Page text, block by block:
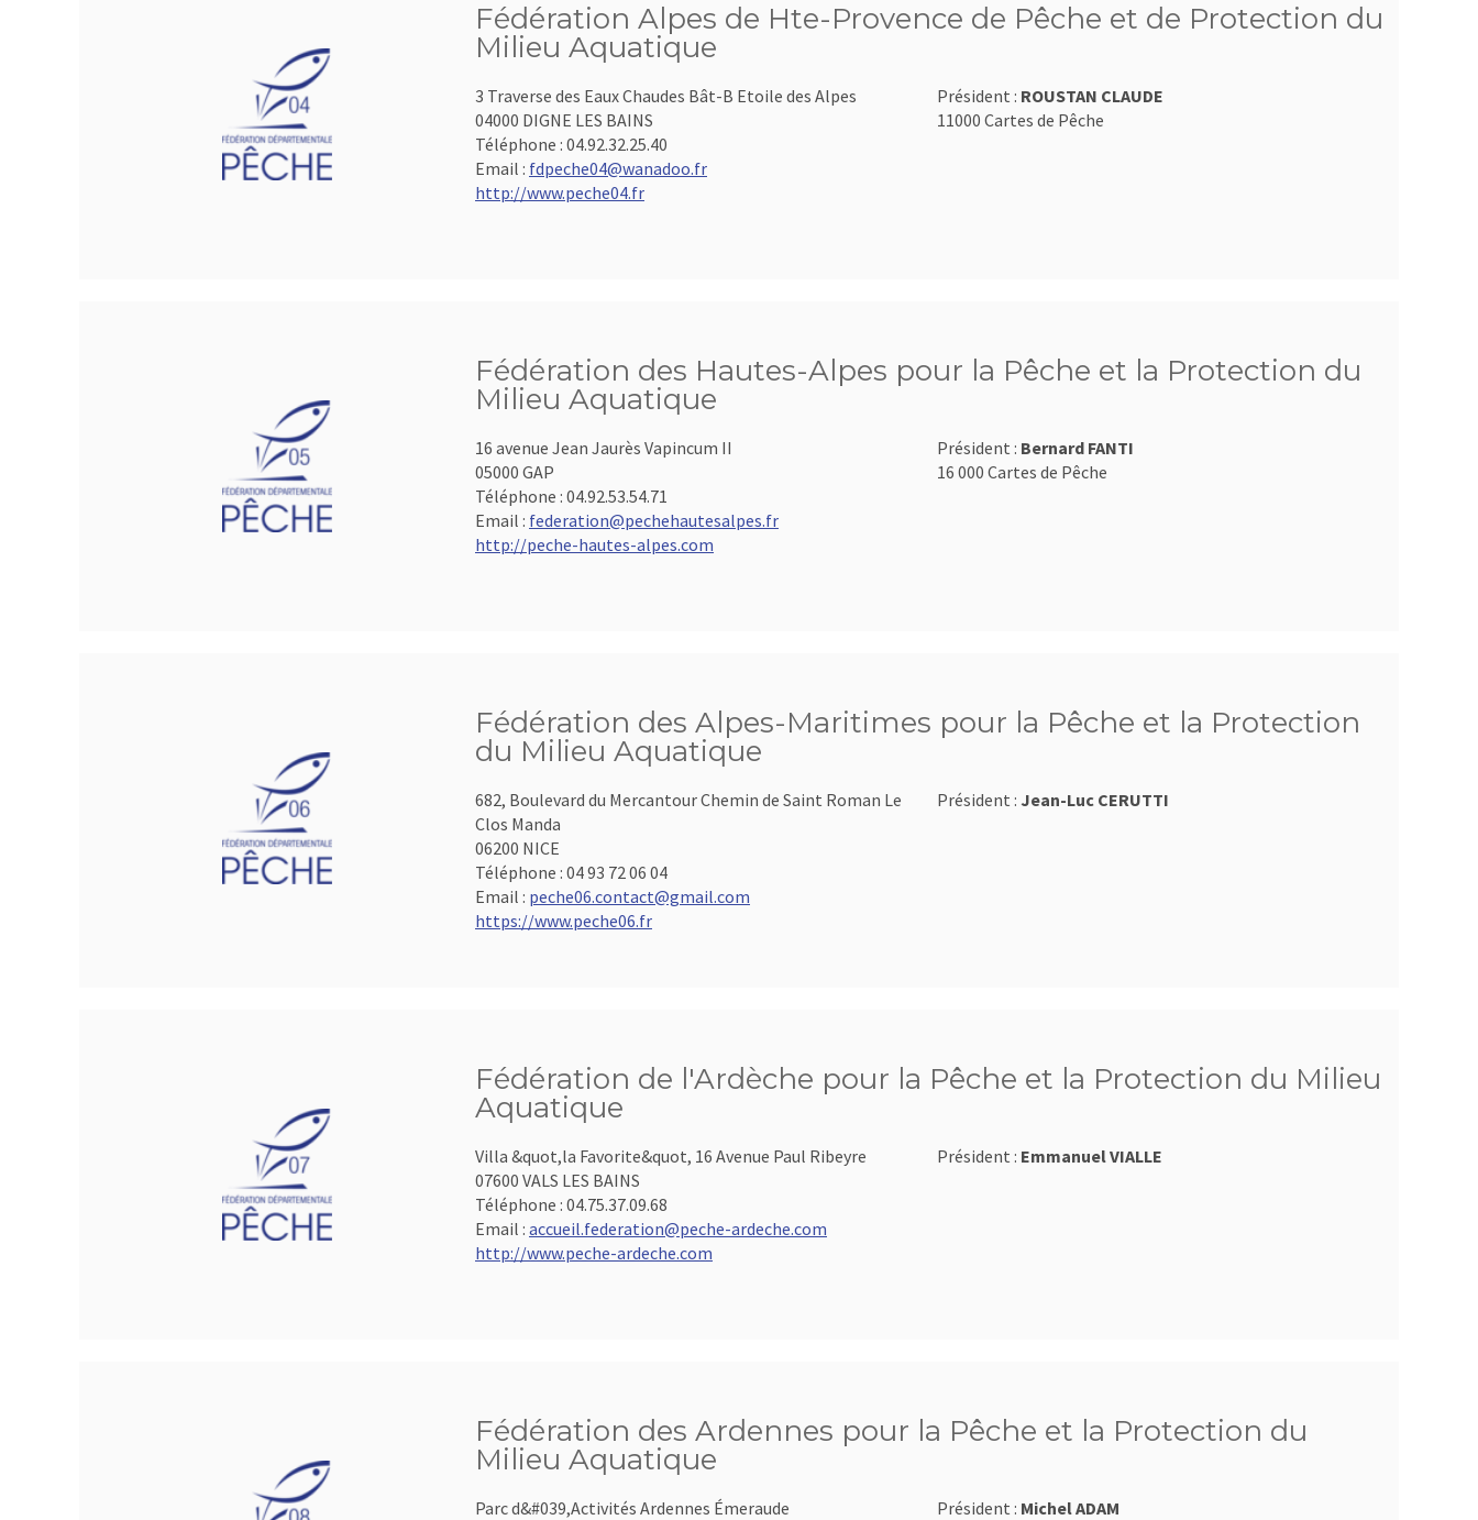
Fédération Alpes de Hte-Provence de Pêche et de Protection du
Milieu Aquatique
3 Traverse des Eaux Chaudes Bât-B Etoile des Alpes
04000 DIGNE LES BAINS
Téléphone : 04.92.32.25.40
Email : fdpeche04@wanadoo.fr
http://www.peche04.fr
Président : ROUSTAN CLAUDE
11000 Cartes de Pêche
Fédération des Hautes-Alpes pour la Pêche et la Protection du
Milieu Aquatique
16 avenue Jean Jaurès Vapincum II
05000 GAP
Téléphone : 04.92.53.54.71
Email : federation@pechehautesalpes.fr
http://peche-hautes-alpes.com
Président : Bernard FANTI
16 000 Cartes de Pêche
Fédération des Alpes-Maritimes pour la Pêche et la Protection
du Milieu Aquatique
682, Boulevard du Mercantour Chemin de Saint Roman Le
Clos Manda
06200 NICE
Téléphone : 04 93 72 06 04
Email : peche06.contact@gmail.com
https://www.peche06.fr
Président : Jean-Luc CERUTTI
Fédération de l'Ardèche pour la Pêche et la Protection du Milieu
Aquatique
Villa &quot,la Favorite&quot, 16 Avenue Paul Ribeyre
07600 VALS LES BAINS
Téléphone : 04.75.37.09.68
Email : accueil.federation@peche-ardeche.com
http://www.peche-ardeche.com
Président : Emmanuel VIALLE
Fédération des Ardennes pour la Pêche et la Protection du
Milieu Aquatique
Parc d&#039,Activités Ardennes Émeraude
Président : Michel ADAM